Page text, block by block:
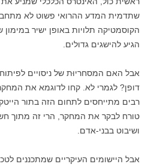
שתדמית המדע ההרואי פשוט לא
הקוסמטיקה תלויות באופן ישיר במימון
הגיע להישגים גדולים.
אבל האם המסחריוּת של ניסויים
דופן? לגמרי לא. קחו לדוגמא את
רבים מתייחסים לתחום הזה בתור
טורח לבקר את המחקר, הרי זה מתוך
ושיבוט בבני-אדם.
אבל היישומים העיקריים שמתכננים